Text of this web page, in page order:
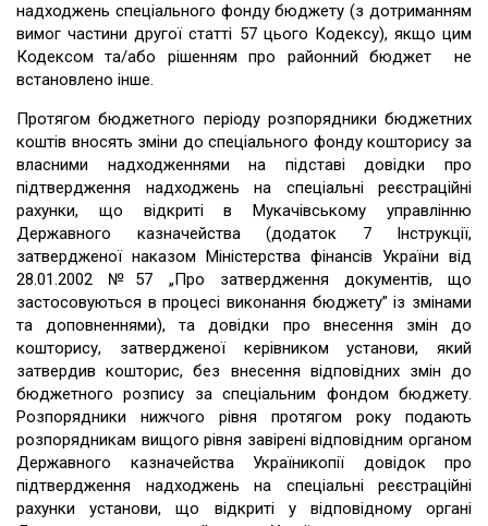
надходжень спеціального фонду бюджету (з дотриманням
вимог частини другої статті 57 цього Кодексу), якщо цим
Кодексом та/або рішенням про районний бюджет не
встановлено інше.
Протягом бюджетного періоду розпорядники бюджетних
коштів вносять зміни до спеціального фонду кошторису за
власними надходженнями на підставі довідки про
підтвердження надходжень на спеціальні реєстраційні
рахунки, що відкриті в Мукачівському управлінню
Державного казначейства (додаток 7 Інструкції,
затвердженої наказом Міністерства фінансів України від
28.01.2002 №57 „Про затвердження документів, що
застосовуються в процесі виконання бюджету” із змінами
та доповненнями), та довідки про внесення змін до
кошторису, затвердженої керівником установи, який
затвердив кошторис, без внесення відповідних змін до
бюджетного розпису за спеціальним фондом бюджету.
Розпорядники нижчого рівня протягом року подають
розпорядникам вищого рівня завірені відповідним органом
Державного казначейства Україникопії довідок про
підтвердження надходжень на спеціальні реєстраційні
рахунки установи, що відкриті у відповідному органі